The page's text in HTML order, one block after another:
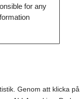
for any
Genom att klicka på